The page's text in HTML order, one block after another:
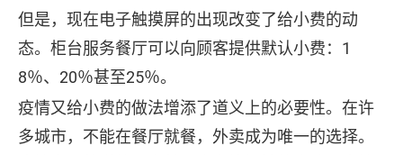
但是，现在电子触摸屏的出现改变了给小费的动
态。柜台服务餐厅可以向顾客提供默认小费：1
8％、20％甚至25％。
疫情又给小费的做法增添了道义上的必要性。在许
多城市，不能在餐厅就餐，外卖成为唯一的选择。